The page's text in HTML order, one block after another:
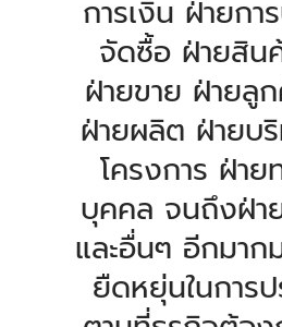
การเงิน ฝ่ายก
จัดซื้อ ฝ่ายสิน
ฝ่ายขาย ฝ่ายลู
ฝ่ายผลิต ฝ่ายบ
โครงการ ฝ่า
บุคคล จนถึงฝ่า
และอื่นๆ อีกมาก
ยืดหยุ่นในการ